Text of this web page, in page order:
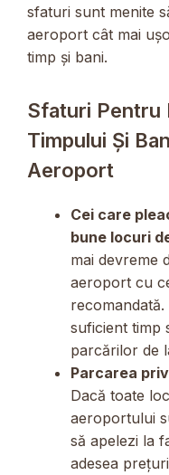
sfaturi sunt menite
aeroport cât mai
timp și bani.
Sfaturi Pentru
Timpului Și
Aeroport
Cei care
bune locuri
mai devreme
aeroport cu
suficient timp
parcărilor de
Parcarea
Dacă toate
aeroportului
să apelezi la
adesea